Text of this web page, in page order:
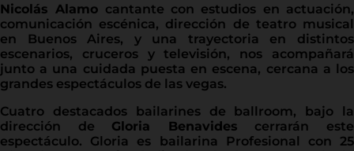
Nicolás Alamo cantante con estudios en actuación,
comunicación escénica, dirección de teatro musical
en Buenos Aires, y una trayectoria en distintos
escenarios, cruceros y televisión, nos acompañará
junto a una cuidada puesta en escena, cercana a los
grandes espectáculos de las vegas.
Cuatro destacados bailarines de ballroom, bajo la
dirección de Gloria Benavides cerrarán este
espectáculo. Gloria es bailarina Profesional con 25